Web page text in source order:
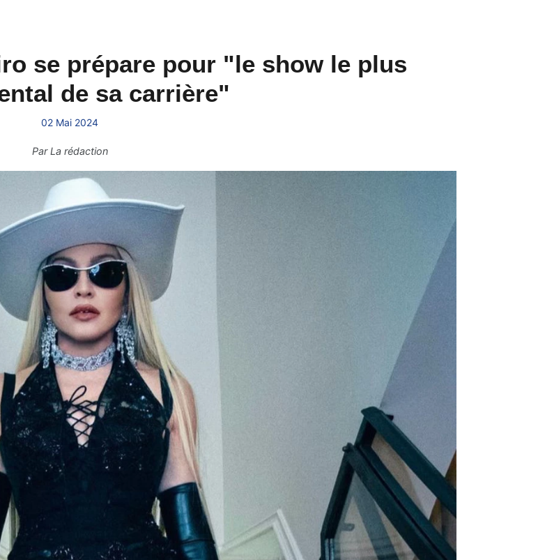
se prépare pour "le show le plus
de sa carrière"
02 Mai 2024
ParLa rédaction